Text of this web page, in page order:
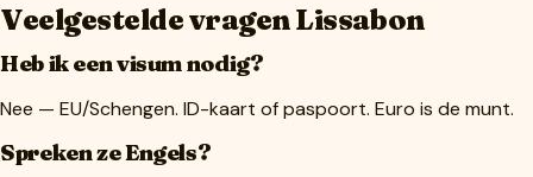
Veelgestelde vragen Lissabon
Heb ik een visum nodig?
Nee — EU/Schengen. ID-kaart of paspoort. Euro is de munt.
Spreken ze Engels?